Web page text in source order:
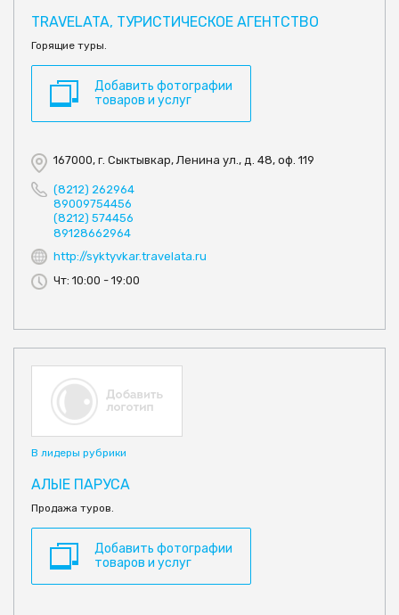
TRAVELATA, ТУРИСТИЧЕСКОЕ АГЕНТСТВО
Горящие туры.
Добавить фотографии
товаров и услуг
167000, г. Сыктывкар, Ленина ул., д. 48, оф. 119
(8212) 262964
89009754456
(8212) 574456
89128662964
http://syktyvkar.travelata.ru
Чт: 10:00 - 19:00
В лидеры рубрики
АЛЫЕ ПАРУСА
Продажа туров.
Добавить фотографии
товаров и услуг